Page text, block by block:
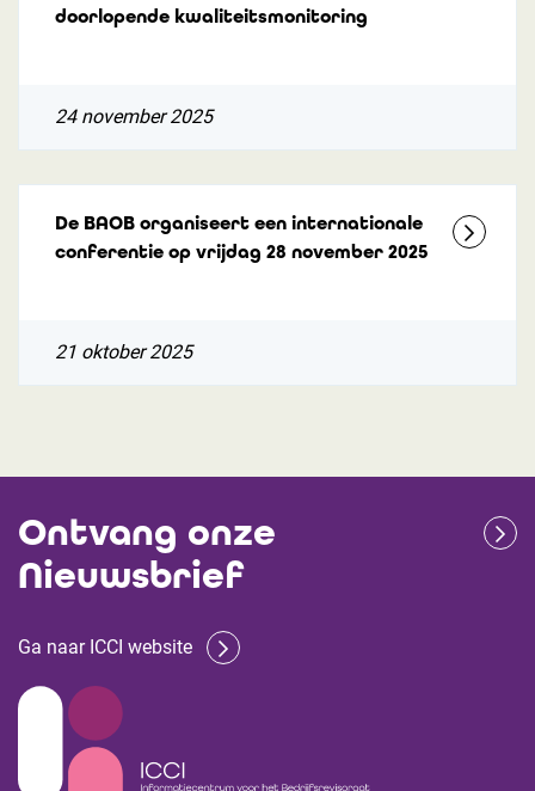
doorlopende kwaliteitsmonitoring
24 november 2025
De BAOB organiseert een internationale
conferentie op vrijdag 28 november 2025
21 oktober 2025
Ontvang onze
Nieuwsbrief
Ga naar ICCI website